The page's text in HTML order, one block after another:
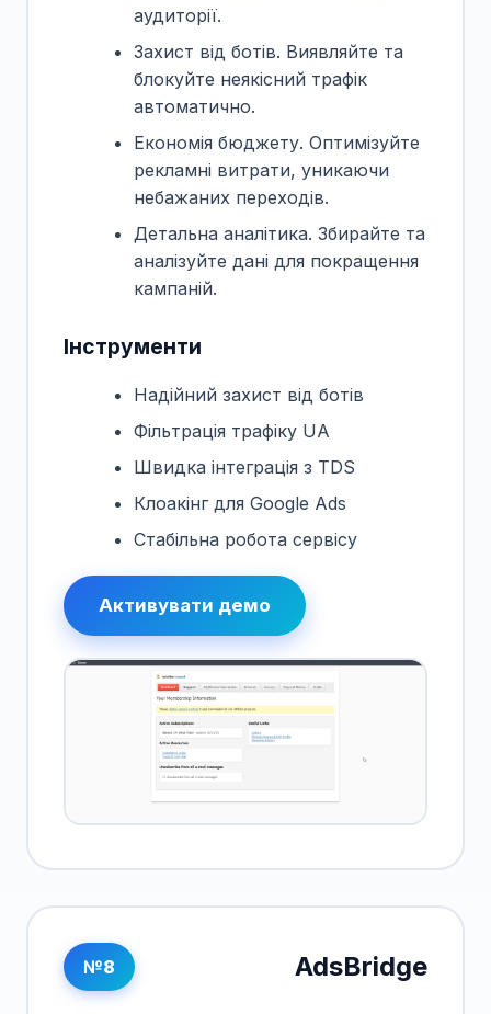
аудиторії.
Захист від ботів. Виявляйте та
блокуйте неякісний трафік
автоматично.
Економія бюджету. Оптимізуйте
рекламні витрати, уникаючи
небажаних переходів.
Детальна аналітика. Збирайте та
аналізуйте дані для покращення
кампаній.
Інструменти
Надійний захист від ботів
Фільтрація трафіку UA
Швидка інтеграція з TDS
Клоакінг для Google Ads
Стабільна робота сервісу
Активувати демо
№8 AdsBridge